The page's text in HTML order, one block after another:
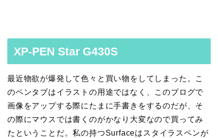
XP-PEN Star G430S
最近物欲が爆発して色々と買い物をしてしまった。こ
のペンタブはイラストの用途ではなく、このブログで
画像をアップする際にたまに手書きをするのだが、そ
の際にマウスでは書くのがかなり大変なので買ってみ
たということだ。私の持つSurfaceはスタイラスペンが